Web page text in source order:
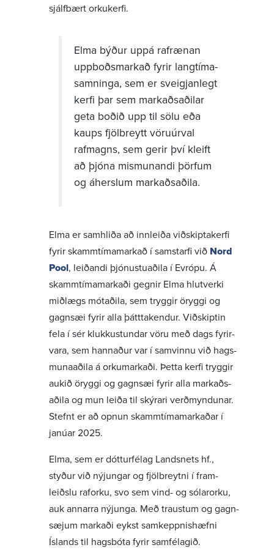
sjálf­bært orku­kerfi.
Elma býður uppá rafrænan
uppboðs­markað fyrir lang­tíma­
samn­inga, sem er sveigj­an­legt
kerfi þar sem mark­aðs­að­ilar
geta boðið upp til sölu eða
kaups fjöl­breytt vöru­úrval
rafmagns, sem gerir því kleift
að þjóna mismun­andi þörfum
og áherslum mark­aðs­að­ila.
Elma er samhliða að innleiða viðskipta­kerfi
fyrir skamm­tíma­markað í samstarfi við Nord
Pool, leið­andi þjón­ustu­aðila í Evrópu. Á
skamm­tíma­markaði gegnir Elma hlut­verki
miðlægs mótað­ila, sem tryggir öryggi og
gagnsæi fyrir alla þátt­tak­endur. Viðskiptin
fela í sér klukku­stundar vöru með dags fyrir­
vara, sem hann­aður var í samvinnu við hags­
muna­aðila á orku­mark­aði. Þetta kerfi tryggir
aukið öryggi og gagnsæi fyrir alla mark­aðs­
aðila og mun leiða til skýrari verð­mynd­unar.
Stefnt er að opnun skamm­tíma­mark­aðar í
janúar 2025.
Elma, sem er dótt­ur­félag Landsnets hf.,
styður við nýjungar og fjöl­breytni í fram­
leiðslu raforku, svo sem vind- og sólar­orku,
auk annarra nýjunga. Með traustum og gagn­
sæjum markaði eykst samkeppn­is­hæfni
Íslands til hags­bóta fyrir samfé­lagið.